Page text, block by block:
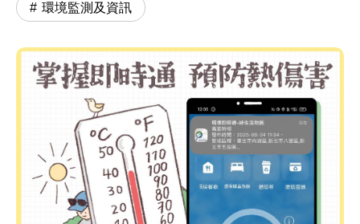
環境監測及資訊